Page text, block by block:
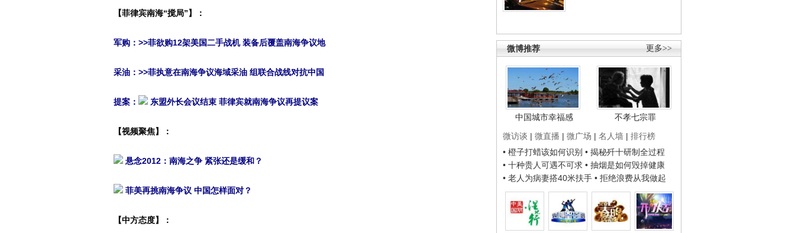
更多>>
微博推荐
中国城市幸福感
不孝七宗罪
微访谈 | 微直播 | 微广场 | 名人墙 | 排行榜
• 橙子打蜡该如何识别 • 揭秘歼十研制全过程
• 十种贵人可遇不可求 • 抽烟是如何毁掉健康
• 老人为病妻搭40米扶手 • 拒绝浪费从我做起
【菲律宾南海“搅局”】：
军购： >>菲欲购12架美国二手战机 装备后覆盖南海争议地
采油 ：>>菲执意在南海争议海域采油 组联合战线对抗中国
提案： 东盟外长会议结束 菲律宾就南海争议再提议案
【视频聚焦】：
悬念2012：南海之争 紧张还是缓和？
菲美再挑南海争议 中国怎样面对？
【中方态度】：